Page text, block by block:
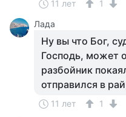
11 лет
1
Лада
Ну вы что Бог,
Господь, может
разбойник
отправился в
11 лет 1